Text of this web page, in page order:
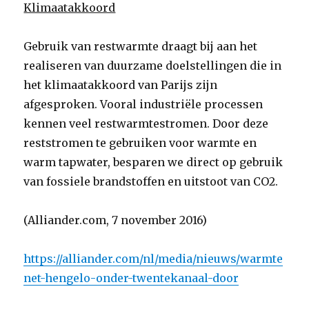
Klimaatakkoord
Gebruik van restwarmte draagt bij aan het
realiseren van duurzame doelstellingen die in
het klimaatakkoord van Parijs zijn
afgesproken. Vooral industriële processen
kennen veel restwarmtestromen. Door deze
reststromen te gebruiken voor warmte en
warm tapwater, besparen we direct op gebruik
van fossiele brandstoffen en uitstoot van CO2.
(Alliander.com, 7 november 2016)
https://alliander.com/nl/media/nieuws/warmte
net-hengelo-onder-twentekanaal-door